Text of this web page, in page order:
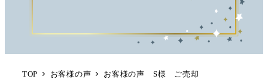
TOP お客様の声 お客様の声 S様 ご売却